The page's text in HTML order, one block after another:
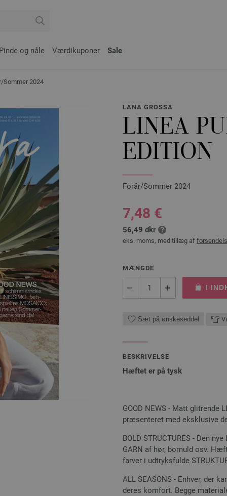
og nåle Værdikuponer Sale
Sommer 2024
LANA GROSSA
LINEA
EDITION
Forår/Sommer 2024
7,48 €
56,49 dkr
eks. moms, med tillæg af
MÆNGDE
I
Sæt på ønskeseddel
BESKRIVELSE
Hæftet er på tysk
GOOD NEWS - Matt glitrende
præsenteret med eksklusive
BOLD STRUCTURES - Den
GARN af hør, bomuld osv.
farver i udtryksfulde
ALL SEASONS - Enhver, der
deres komfort. Begge